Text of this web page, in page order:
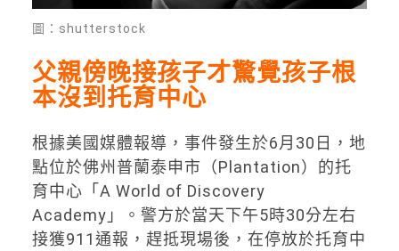
圖：shutterstock
父親傍晚接孩子才驚覺孩子根
本沒到托育中心
根據美國媒體報導，事件發生於6月30日，地
點位於佛州普蘭泰申市（Plantation）的托
育中心「A World of Discovery
Academy」。警方於當天下午5時30分左右
接獲911通報，趕抵現場後，在停放於托育中